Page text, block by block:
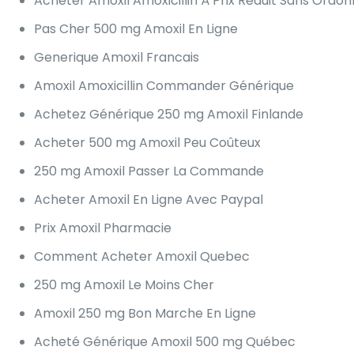
Pas Cher 500 mg Amoxil En Ligne
Generique Amoxil Francais
Amoxil Amoxicillin Commander Générique
Achetez Générique 250 mg Amoxil Finlande
Acheter 500 mg Amoxil Peu Coûteux
250 mg Amoxil Passer La Commande
Acheter Amoxil En Ligne Avec Paypal
Prix Amoxil Pharmacie
Comment Acheter Amoxil Quebec
250 mg Amoxil Le Moins Cher
Amoxil 250 mg Bon Marche En Ligne
Acheté Générique Amoxil 500 mg Québec